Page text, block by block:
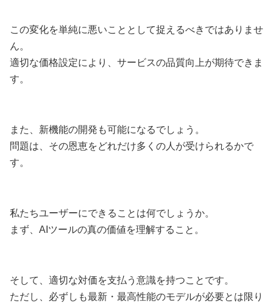
この変化を単純に悪いこととして捉えるべきではありませ
ん。
適切な価格設定により、サービスの品質向上が期待できま
す。
また、新機能の開発も可能になるでしょう。
問題は、その恩恵をどれだけ多くの人が受けられるかで
す。
私たちユーザーにできることは何でしょうか。
まず、AIツールの真の価値を理解すること。
そして、適切な対価を支払う意識を持つことです。
ただし、必ずしも最新・最高性能のモデルが必要とは限り